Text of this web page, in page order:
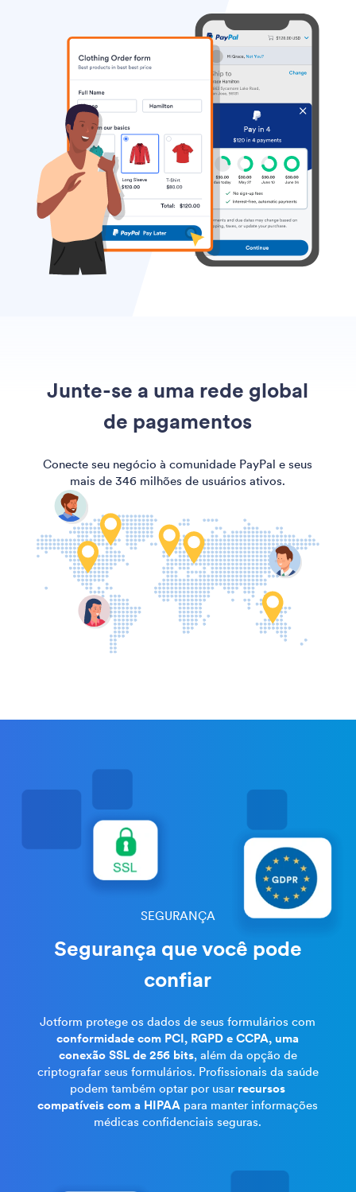
Junte-se a uma rede global
de pagamentos
Conecte seu negócio à comunidade PayPal e seus
mais de 346 milhões de usuários ativos.
SEGURANÇA
Segurança que você pode
confiar
Jotform protege os dados de seus formulários com
conformidade com PCI, RGPD e CCPA, uma
conexão SSL de 256 bits, além da opção de
criptografar seus formulários. Profissionais da saúde
podem também optar por usar recursos
compatíveis com a HIPAA para manter informações
médicas confidenciais seguras.